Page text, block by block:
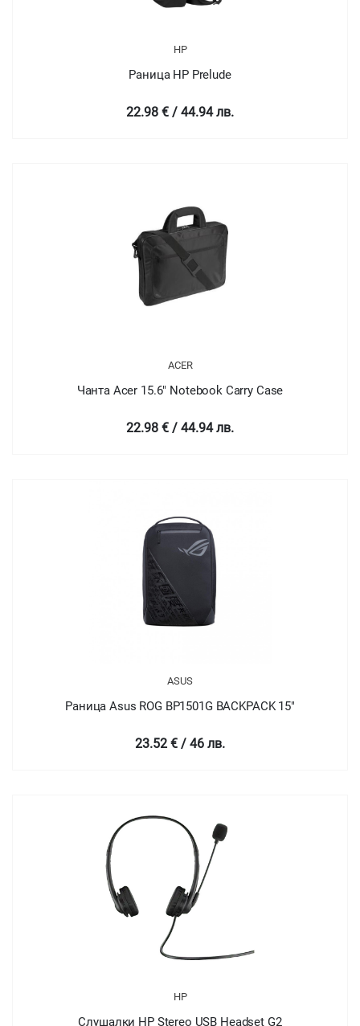
HP
Раница HP Prelude
22.98 € / 44.94 лв.
ACER
Чанта Acer 15.6" Notebook Carry Case
22.98 € / 44.94 лв.
ASUS
Раница Asus ROG BP1501G BACKPACK 15"
23.52 € / 46 лв.
HP
Слушалки HP Stereo USB Headset G2